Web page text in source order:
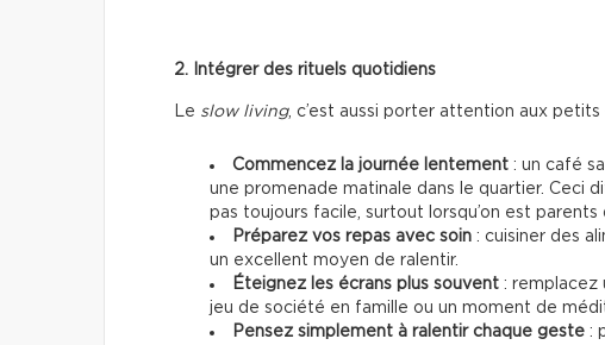
2. Intégrer des rituels quotidiens
Le slow living, c’est aussi porter attention aux
Commencez la journée lentement : un café
une promenade matinale dans le quartier. Ceci
pas toujours facile, surtout lorsqu’on est
Préparez vos repas avec soin : cuisiner des
un excellent moyen de ralentir.
Éteignez les écrans plus souvent : remplacez
jeu de société en famille ou un moment de
Pensez simplement à ralentir chaque geste :